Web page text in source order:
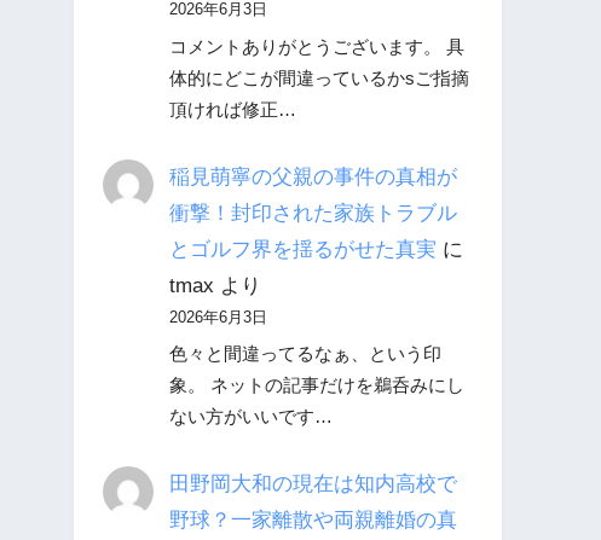
2026年6月3日
コメントありがとうございます。 具
体的にどこが間違っているかsご指摘
頂ければ修正…
稲見萌寧の父親の事件の真相が
衝撃！封印された家族トラブル
とゴルフ界を揺るがせた真実 に
tmax より
2026年6月3日
色々と間違ってるなぁ、という印
象。 ネットの記事だけを鵜呑みにし
ない方がいいです…
田野岡大和の現在は知内高校で
野球？一家離散や両親離婚の真